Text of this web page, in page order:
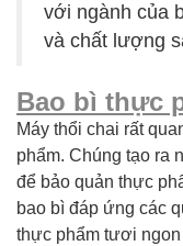
với ngành của
và chất lượng
Bao bì thực
Máy thổi chai rất
phẩm. Chúng tạo ra
để bảo quản thực
bao bì đáp ứng các
thực phẩm tươi